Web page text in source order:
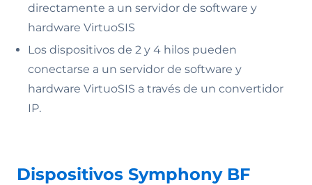
directamente a un servidor de software y
hardware VirtuoSIS
Los dispositivos de 2 y 4 hilos pueden
conectarse a un servidor de software y
hardware VirtuoSIS a través de un convertidor
IP.
Dispositivos Symphony BF